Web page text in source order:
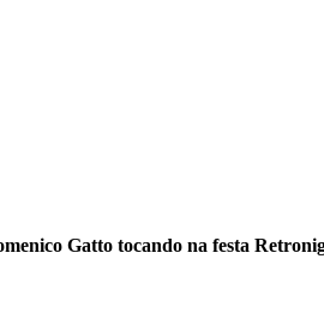
Gatto tocando na festa